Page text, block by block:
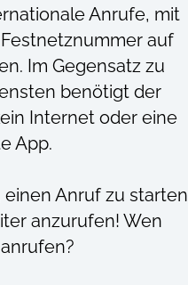
Anrufe, mit
auf
Im Gegensatz zu
benötigt der
Internet oder eine
App.
einen Anruf zu starten
anzurufen! Wen